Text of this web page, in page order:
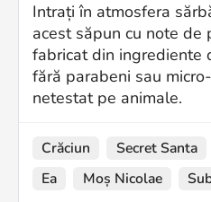
Intrați în atmosfera
acest săpun cu note de
fabricat din ingrediente
fără parabeni sau
netestat pe animale.
Crăciun Secret Santa
Ea
Moș Nicolae